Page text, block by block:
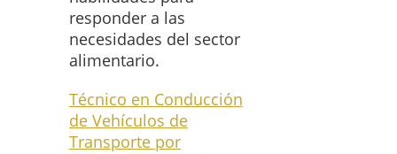
responder a las
necesidades del sector
alimentario.
Técnico en Conducción
de Vehículos de
Transporte por